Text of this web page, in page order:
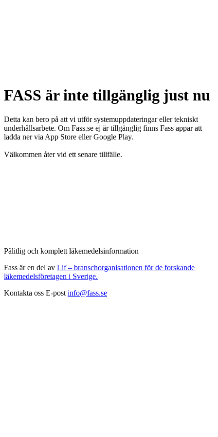
FASS är inte tillgänglig just nu
Detta kan bero på att vi utför systemuppdateringar eller tekniskt
underhållsarbete. Om Fass.se ej är tillgänglig finns Fass appar att
ladda ner via App Store eller Google Play.
Välkommen åter vid ett senare tillfälle.
Pålitlig och komplett läkemedelsinformation
Fass är en del av Lif – branschorganisationen för de forskande
läkemedelsföretagen i Sverige.
Kontakta oss E-post info@fass.se